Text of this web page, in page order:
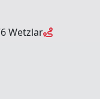
Wetzlar